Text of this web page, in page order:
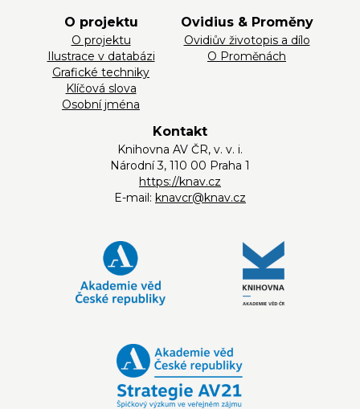
O projektu
O projektu
Ilustrace v databázi
Grafické techniky
Klíčová slova
Osobní jména
Ovidius & Proměny
Ovidiův životopis a dílo
O Proměnách
Kontakt
Knihovna AV ČR, v. v. i.
Národní 3, 110 00 Praha 1
https://knav.cz
E-mail: knavcr@knav.cz